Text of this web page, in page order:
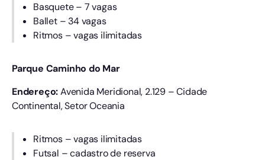
Basquete – 7 vagas
Ballet – 34 vagas
Ritmos – vagas ilimitadas
Parque Caminho do Mar
Endereço:Avenida Meridional, 2.129 – Cidade
Continental, Setor Oceania
Ritmos – vagas ilimitadas
Futsal – cadastro de reserva